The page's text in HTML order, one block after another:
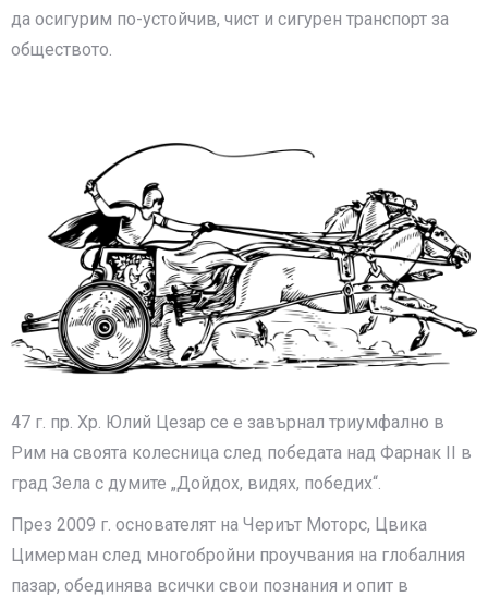
да осигурим по-устойчив, чист и сигурен транспорт за
обществото.
47 г. пр. Хр. Юлий Цезар се е завърнал триумфално в
Рим на своята колесница след победата над Фарнак II в
град Зела с думите „Дойдох, видях, победих“.
През 2009 г. основателят на Чериът Моторс, Цвика
Цимерман след многобройни проучвания на глобалния
пазар, обединява всички свои познания и опит в